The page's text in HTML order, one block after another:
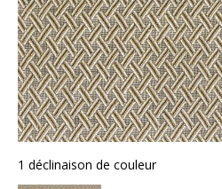
1 déclinaison de couleur